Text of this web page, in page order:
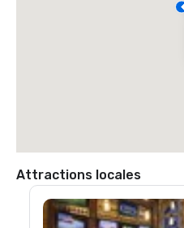
Attractions locales